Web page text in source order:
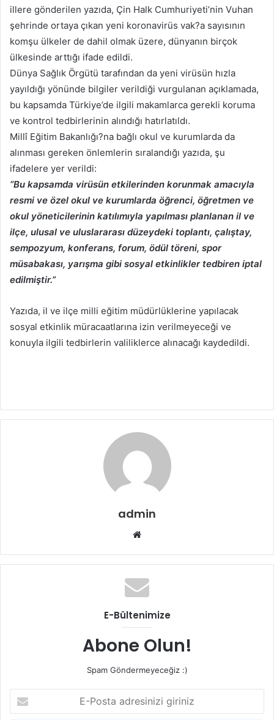
illere gönderilen yazıda, Çin Halk Cumhuriyeti’nin Vuhan
şehrinde ortaya çıkan yeni koronavirüs vak?a sayısının
komşu ülkeler de dahil olmak üzere, dünyanın birçok
ülkesinde arttığı ifade edildi.
Dünya Sağlık Örgütü tarafından da yeni virüsün hızla
yayıldığı yönünde bilgiler verildiği vurgulanan açıklamada,
bu kapsamda Türkiye’de ilgili makamlarca gerekli koruma
ve kontrol tedbirlerinin alındığı hatırlatıldı.
Millî Eğitim Bakanlığı?na bağlı okul ve kurumlarda da
alınması gereken önlemlerin sıralandığı yazıda, şu
ifadelere yer verildi:
“Bu kapsamda virüsün etkilerinden korunmak amacıyla
resmi ve özel okul ve kurumlarda öğrenci, öğretmen ve
okul yöneticilerinin katılımıyla yapılması planlanan il ve
ilçe, ulusal ve uluslararası düzeydeki toplantı, çalıştay,
sempozyum, konferans, forum, ödül töreni, spor
müsabakası, yarışma gibi sosyal etkinlikler tedbiren iptal
edilmiştir.”
Yazıda, il ve ilçe milli eğitim müdürlüklerine yapılacak
sosyal etkinlik müracaatlarına izin verilmeyeceği ve
konuyla ilgili tedbirlerin valiliklerce alınacağı kaydedildi.
admin
Web
E-Bültenimize
Abone Olun!
Spam Göndermeyeceğiz :)
Posta